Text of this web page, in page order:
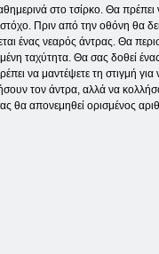
στο τσίρκο. Θα πρέπει
Πριν από την οθόνη θα
ένας νεαρός άντρας. Θα
ταχύτητα. Θα σας δοθεί
να μαντέψετε τη στιγμή για
τον άντρα, αλλά να
θα απονεμηθεί ορισμένος